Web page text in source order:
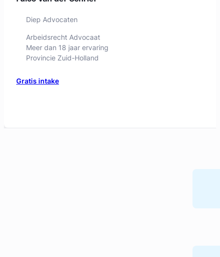
Diep Advocaten
Arbeidsrecht Advocaat
Meer dan 18 jaar ervaring
Provincie Zuid-Holland
Gratis intake